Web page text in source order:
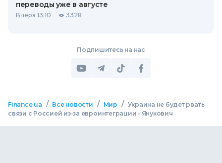
переводы уже в августе
Вчера 13:10 3328
Подпишитесь на нас
Finance.ua / Все новости / Мир / Украина не будет рвать
связи с Россией из-за евроинтеграции - Янукович